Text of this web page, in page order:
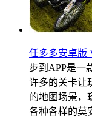
任多多安卓版
步到APP是一
许多的关卡让
的地图场景，
各种各样的莫